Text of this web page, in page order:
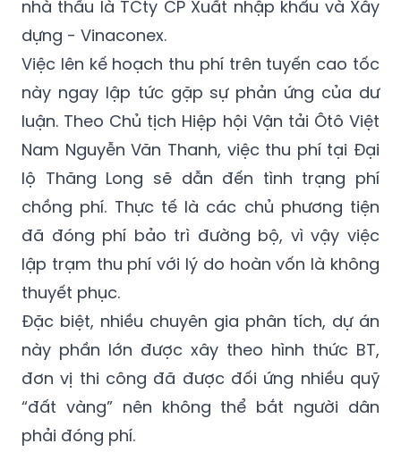
nhà thầu là TCty CP Xuất nhập khẩu và Xây
dựng - Vinaconex.
Việc lên kế hoạch thu phí trên tuyến cao tốc
này ngay lập tức gặp sự phản ứng của dư
luận. Theo Chủ tịch Hiệp hội Vận tải Ôtô Việt
Nam Nguyễn Văn Thanh, việc thu phí tại Đại
lộ Thăng Long sẽ dẫn đến tình trạng phí
chồng phí. Thực tế là các chủ phương tiện
đã đóng phí bảo trì đường bộ, vì vậy việc
lập trạm thu phí với lý do hoàn vốn là không
thuyết phục.
Đặc biệt, nhiều chuyên gia phân tích, dự án
này phần lớn được xây theo hình thức BT,
đơn vị thi công đã được đối ứng nhiều quỹ
“đất vàng” nên không thể bắt người dân
phải đóng phí.